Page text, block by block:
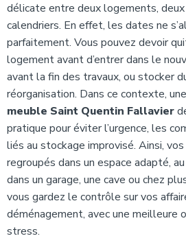
délicate entre deux logements,
calendriers. En effet, les dates ne
parfaitement. Vous pouvez devoir
logement avant d’entrer dans le
avant la fin des travaux, ou stocker
réorganisation. Dans ce contexte, une
meuble Saint Quentin Fallavier
pratique pour éviter l’urgence, les
liés au stockage improvisé. Ainsi,
regroupés dans un espace adapté,
dans un garage, une cave ou chez
vous gardez le contrôle sur vos
déménagement, avec une meilleure
stress.